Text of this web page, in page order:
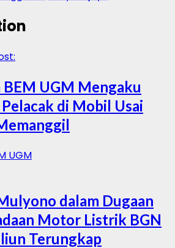
UGM Mengaku
di Mobil Usai
dalam Dugaan
Motor Listrik BGN
Terungkap